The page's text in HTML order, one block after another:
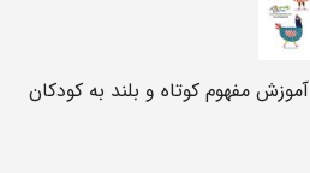
آموزش مفهوم کوتاه و بلند به کودکان